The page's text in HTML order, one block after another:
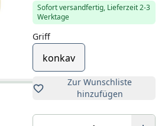
Sofort versandfertig, Lieferzeit 2-3
Werktage
Griff
konkav
Zur Wunschliste
hinzufügen